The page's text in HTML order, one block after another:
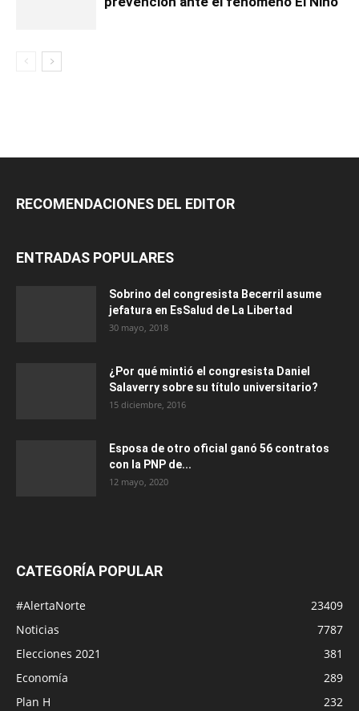
RECOMENDACIONES DEL EDITOR
ENTRADAS POPULARES
Sobrino del congresista Becerril asume
jefatura en EsSalud de La Libertad
30 mayo, 2018
¿Por qué mintió el congresista Daniel
Salaverry sobre su título universitario?
15 diciembre, 2016
Esposa de otro oficial ganó 56 contratos
con la PNP de...
12 mayo, 2020
CATEGORÍA POPULAR
#AlertaNorte
23409
Noticias
7787
Elecciones 2021
381
Economía
289
Plan H
232